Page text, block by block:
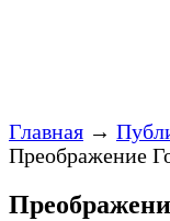
Главная →
Преображение